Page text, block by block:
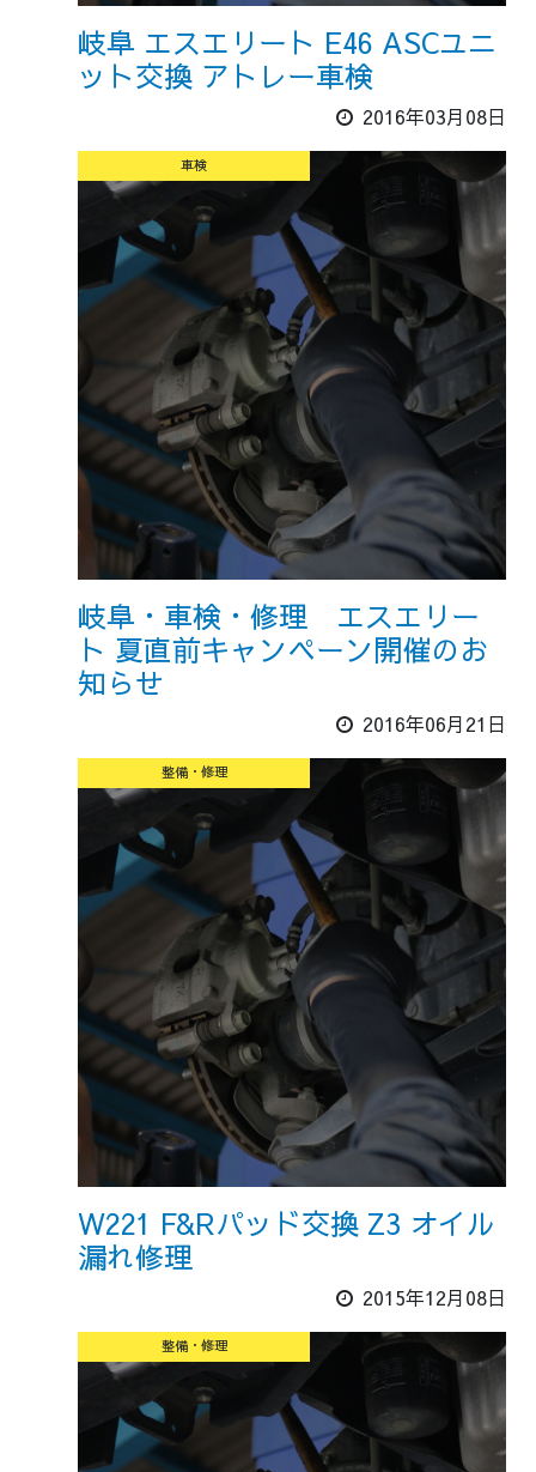
岐阜 エスエリート E46 ASCユニ
ット交換 アトレー車検
2016年03月08日
車検
岐阜・車検・修理 エスエリー
ト 夏直前キャンペーン開催のお
知らせ
2016年06月21日
整備・修理
W221 F&Rパッド交換 Z3 オイル
漏れ修理
2015年12月08日
整備・修理